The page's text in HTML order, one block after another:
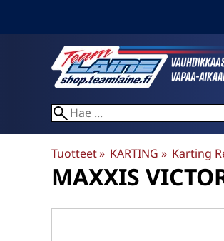
Tuotteet‪» KARTING ‪» Karting
MAXXIS